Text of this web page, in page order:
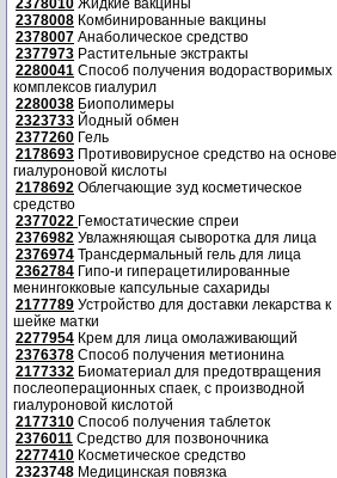
2378010 Жидкие вакцины
2378008 Комбинированные вакцины
2378007 Анаболическое средство
2377973 Растительные экстракты
2280041 Способ получения водорастворимых
комплексов гиалурил
2280038 Биополимеры
2323733 Йодный обмен
2377260 Гель
2178693 Противовирусное средство на основе
гиалуроновой кислоты
2178692 Облегчающие зуд косметическое
средство
2377022 Гемостатические спреи
2376982 Увлажняющая сыворотка для лица
2376974 Трансдермальный гель для лица
2362784 Гипо-и гиперацетилированные
менингокковые капсульные сахариды
2177789 Устройство для доставки лекарства к
шейке матки
2277954 Крем для лица омолаживающий
2376378 Способ получения метионина
2177332 Биоматериал для предотвращения
послеоперационных спаек, с производной
гиалуроновой кислотой
2177310 Способ получения таблеток
2376011 Средство для позвоночника
2277410 Косметическое средство
2323748 Медицинская повязка